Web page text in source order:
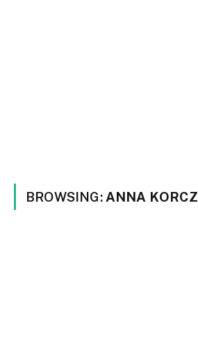
BROWSING: ANNA KORCZ